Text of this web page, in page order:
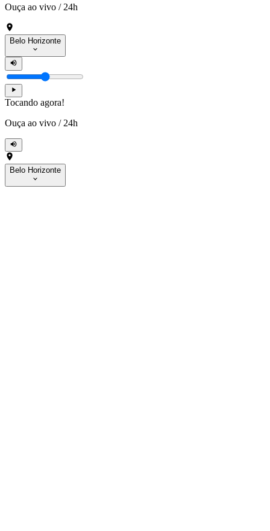
Ouça ao vivo / 24h
Belo Horizonte
Tocando agora!
Ouça ao vivo / 24h
Belo Horizonte